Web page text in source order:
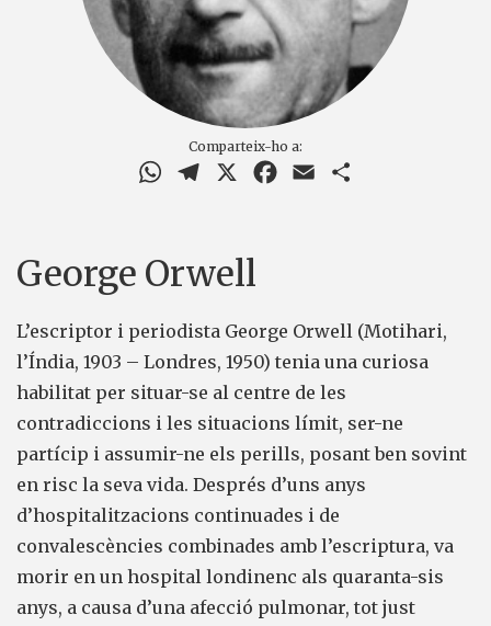
Comparteix-ho a:
WhatsAppTelegram Facebook
Email
George Orwell
L’escriptor i periodista George Orwell (Motihari,
l’Índia, 1903 – Londres, 1950) tenia una curiosa
habilitat per situar-se al centre de les
contradiccions i les situacions límit, ser-ne
partícip i assumir-ne els perills, posant ben sovint
en risc la seva vida. Després d’uns anys
d’hospitalitzacions continuades i de
convalescències combinades amb l’escriptura, va
morir en un hospital londinenc als quaranta-sis
anys, a causa d’una afecció pulmonar, tot just